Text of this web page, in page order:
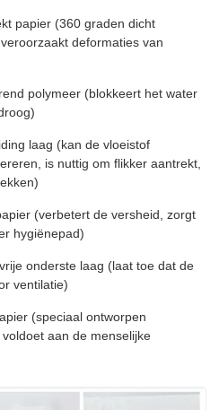
papier (360 graden dicht
deformaties van
polymeer (blokkeert het water
laag (kan de vloeistof
is nuttig om flikker aantrekt,
(verbetert de versheid, zorgt
hygiënepad)
onderste laag (laat toe dat de
ventilatie)
(speciaal ontworpen
aan de menselijke